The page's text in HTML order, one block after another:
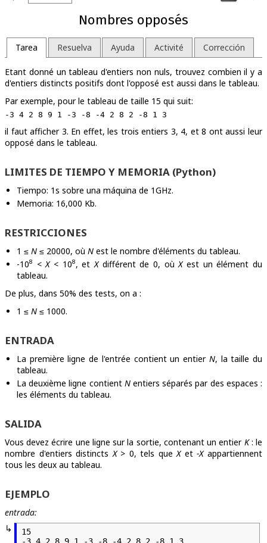
Nombres opposés
Tarea Resuelva Ayuda Activité Corrección
Etant donné un tableau d'entiers non nuls, trouvez combien il y a
d'entiers distincts positifs dont l'opposé est aussi dans le tableau.
Par exemple, pour le tableau de taille 15 qui suit:
il faut afficher 3. En effet, les trois entiers 3, 4, et 8 ont aussi leur
opposé dans le tableau.
LIMITES DE TIEMPO Y MEMORIA (Python)
Tiempo: 1s sobre una máquina de 1GHz.
Memoria: 16,000 Kb.
RESTRICCIONES
1 ≤ N ≤ 20000, où N est le nombre d'éléments du tableau.
-108 <X< 108, etXdifférent de 0, oùXest un élément du
tableau.
De plus, dans 50% des tests, on a :
1 ≤ N ≤ 1000.
ENTRADA
La première ligne de l'entrée contient un entier N, la taille du
tableau.
La deuxième ligne contient Nentiers séparés par des espaces :
les éléments du tableau.
SALIDA
Vous devez écrire une ligne sur la sortie, contenant un entier K: le
nombre d'entiers distinctsX> 0, tels queXet-Xappartiennent
tous les deux au tableau.
EJEMPLO
entrada:
15